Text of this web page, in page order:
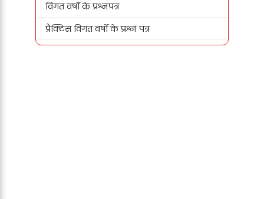
विगत वर्षों के प्रश्नपत्र
प्रैक्टिस विगत वर्षों के प्रश्न पत्र